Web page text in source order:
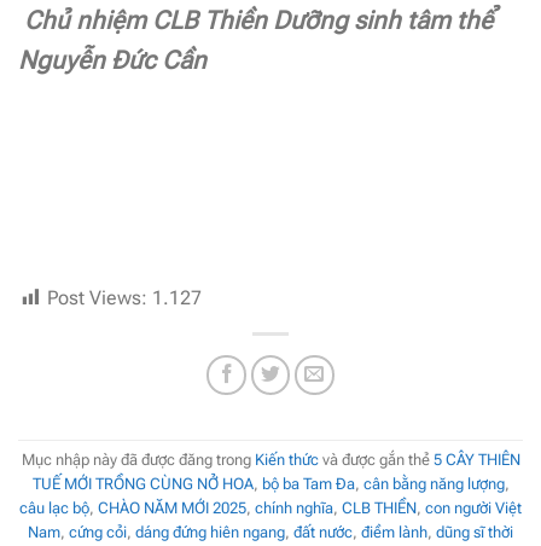
Chủ nhiệm CLB Thiền Dưỡng sinh tâm thể
Nguyễn Đức Cần
Post Views: 1.127
Mục nhập này đã được đăng trong Kiến thứcvà được gắn thẻ 5 CÂY THIÊN
TUẾ MỚI TRỒNG CÙNG NỞ HOA, bộ ba Tam Đa, cân bằng năng lượng,
câu lạc bộ, CHÀO NĂM MỚI 2025, chính nghĩa, CLB THIỀN, con người Việt
Nam, cứng cỏi, dáng đứng hiên ngang, đất nước, điềm lành, dũng sĩ thời